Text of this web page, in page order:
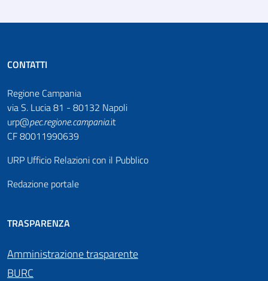
CONTATTI
Regione Campania
via S. Lucia 81 - 80132 Napoli
urp@pec.regione.campania.it
CF 80011990639
URP Ufficio Relazioni con il Pubblico
Redazione portale
TRASPARENZA
Amministrazione trasparente
BURC